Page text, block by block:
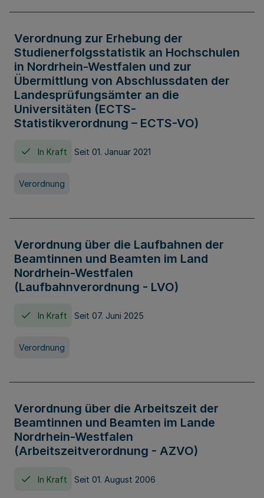
Verordnung zur Erhebung der
Studienerfolgsstatistik an Hochschulen
in Nordrhein-Westfalen und zur
Übermittlung von Abschlussdaten der
Landesprüfungsämter an die
Universitäten (ECTS-
Statistikverordnung – ECTS-VO)
In Kraft Seit 01. Januar 2021
Verordnung
Verordnung über die Laufbahnen der
Beamtinnen und Beamten im Land
Nordrhein-Westfalen
(Laufbahnverordnung - LVO)
In Kraft Seit 07. Juni 2025
Verordnung
Verordnung über die Arbeitszeit der
Beamtinnen und Beamten im Lande
Nordrhein-Westfalen
(Arbeitszeitverordnung - AZVO)
In Kraft Seit 01. August 2006